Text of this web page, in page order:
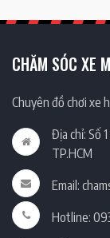
CHĂM SÓC XE
Chuyên đồ chơi xe
Địa chỉ: Số
TP.HCM
Email:
Hotline: